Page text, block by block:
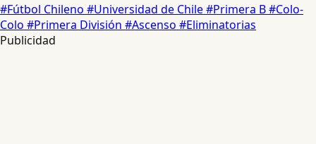
#Fútbol Chileno #Universidad de Chile#Primera B#Colo-
Colo #Primera División #Ascenso #Eliminatorias
Publicidad